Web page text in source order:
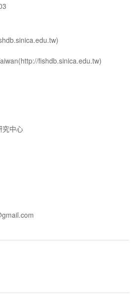
fishdb.sinica.edu.tw)
究中心